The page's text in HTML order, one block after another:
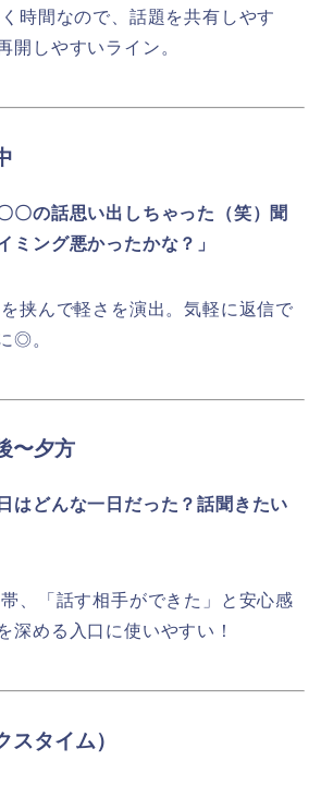
時間なので、話題を共有しやす
開しやすいライン。
〇の話思い出しちゃった（笑）聞
ミング悪かったかな？」
挟んで軽さを演出。気軽に返信で
◎。
〜夕方
はどんな一日だった？話聞きたい
、「話す相手ができた」と安心感
深める入口に使いやすい！
スタイム）